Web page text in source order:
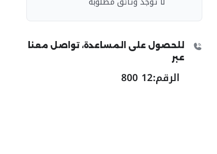
للحصول على المساعدة، تواصل معنا
عبر
الرقم:800 12